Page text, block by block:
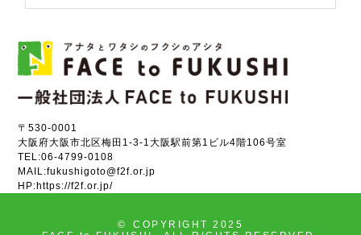
〒530-0001
大阪府大阪市北区梅田1-3-1大阪駅前第1ビル4階106号室
TEL:06-4799-0108
MAIL:fukushigoto@f2f.or.jp
HP:https://f2f.or.jp/
©
COPYRIGHT 2025